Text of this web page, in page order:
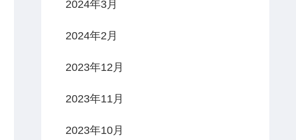
2024年3月
2024年2月
2023年12月
2023年11月
2023年10月